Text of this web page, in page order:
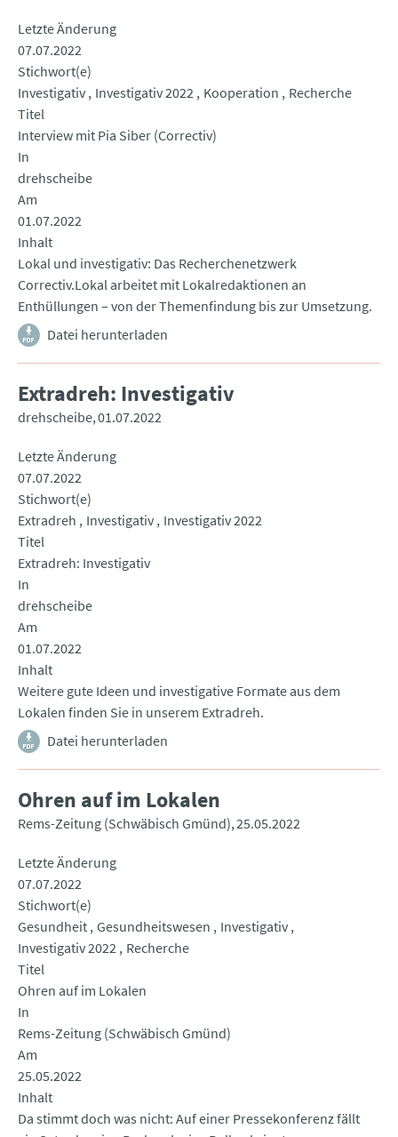
Letzte Änderung
07.07.2022
Stichwort(e)
Investigativ Investigativ 2022 Kooperation
Recherche
Titel
Interview mit Pia Siber (Correctiv)
In
drehscheibe
Am
01.07.2022
Inhalt
Lokal und investigativ: Das Recherchenetzwerk
Correctiv.Lokal arbeitet mit Lokalredaktionen an
Enthüllungen – von der Themenfindung bis zur Umsetzung.
Datei herunterladen
Extradreh: Investigativ
drehscheibe 01.07.2022
Letzte Änderung
07.07.2022
Stichwort(e)
Extradreh
Investigativ Investigativ 2022
Titel
Extradreh: Investigativ
In
drehscheibe
Am
01.07.2022
Inhalt
Weitere gute Ideen und investigative Formate aus dem
Lokalen finden Sie in unserem Extradreh.
Datei herunterladen
Ohren auf im Lokalen
Rems-Zeitung (Schwäbisch Gmünd) 25.05.2022
Letzte Änderung
07.07.2022
Stichwort(e)
Gesundheit Gesundheitswesen
Investigativ
Investigativ 2022 Recherche
Titel
Ohren auf im Lokalen
In
Rems-Zeitung (Schwäbisch Gmünd)
Am
25.05.2022
Inhalt
Da stimmt doch was nicht: Auf einer Pressekonferenz fällt